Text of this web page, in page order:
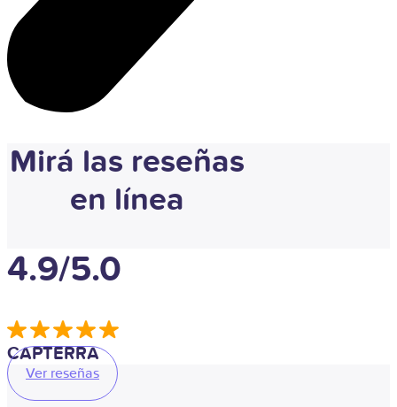
Mirá las reseñas
en línea
4.9/5.0
CAPTERRA
Ver reseñas